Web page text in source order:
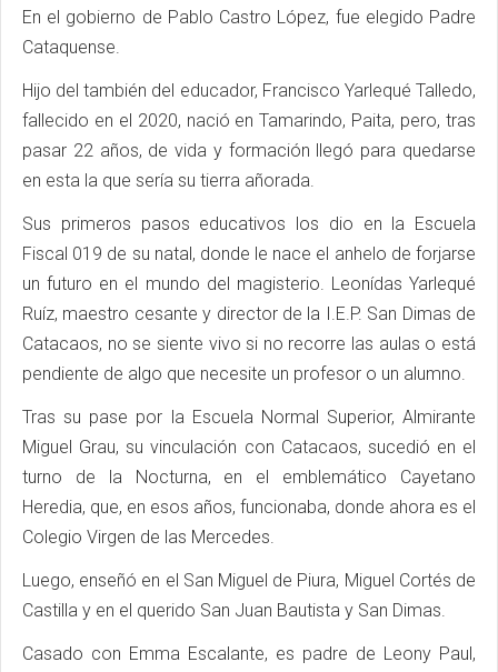
En el gobierno de Pablo Castro López, fue elegido Padre
Cataquense.
Hijo del también del educador, Francisco Yarlequé Talledo,
fallecido en el 2020, nació en Tamarindo, Paita, pero, tras
pasar 22 años, de vida y formación llegó para quedarse
en esta la que sería su tierra añorada.
Sus primeros pasos educativos los dio en la Escuela
Fiscal 019 de su natal, donde le nace el anhelo de forjarse
un futuro en el mundo del magisterio. Leonídas Yarlequé
Ruíz, maestro cesante y director de la I.E.P. San Dimas de
Catacaos, no se siente vivo si no recorre las aulas o está
pendiente de algo que necesite un profesor o un alumno.
Tras su pase por la Escuela Normal Superior, Almirante
Miguel Grau, su vinculación con Catacaos, sucedió en el
turno de la Nocturna, en el emblemático Cayetano
Heredia, que, en esos años, funcionaba, donde ahora es el
Colegio Virgen de las Mercedes.
Luego, enseñó en el San Miguel de Piura, Miguel Cortés de
Castilla y en el querido San Juan Bautista y San Dimas.
Casado con Emma Escalante, es padre de Leony Paul,